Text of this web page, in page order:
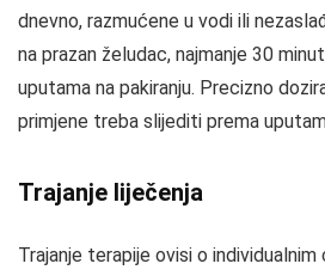
dnevno, razmućene u vodi ili
na prazan želudac, najmanje 30
uputama na pakiranju. Precizno
primjene treba slijediti prema
Trajanje liječenja
Trajanje terapije ovisi o